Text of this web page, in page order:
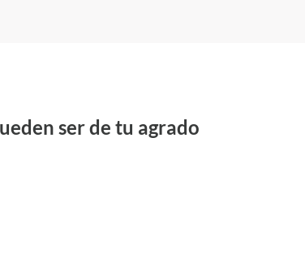
ser de tu agrado